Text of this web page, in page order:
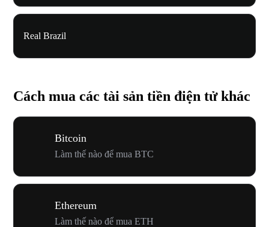
Real Brazil
Cách mua các tài sản tiền điện tử khác
Bitcoin
Làm thế nào để mua BTC
Ethereum
Làm thế nào để mua ETH